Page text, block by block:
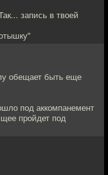
запись в твоей
обещает быть еще
под аккомпанемент
пройдет под